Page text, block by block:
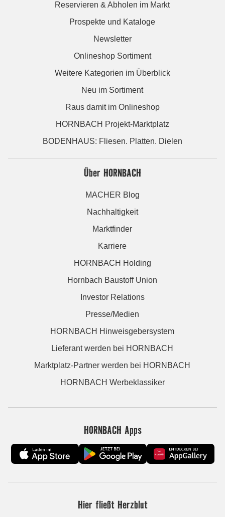
Reservieren & Abholen im Markt
Prospekte und Kataloge
Newsletter
Onlineshop Sortiment
Weitere Kategorien im Überblick
Neu im Sortiment
Raus damit im Onlineshop
HORNBACH Projekt-Marktplatz
BODENHAUS: Fliesen. Platten. Dielen
Über HORNBACH
MACHER Blog
Nachhaltigkeit
Marktfinder
Karriere
HORNBACH Holding
Hornbach Baustoff Union
Investor Relations
Presse/Medien
HORNBACH Hinweisgebersystem
Lieferant werden bei HORNBACH
Marktplatz-Partner werden bei HORNBACH
HORNBACH Werbeklassiker
HORNBACH Apps
Hier fließt Herzblut